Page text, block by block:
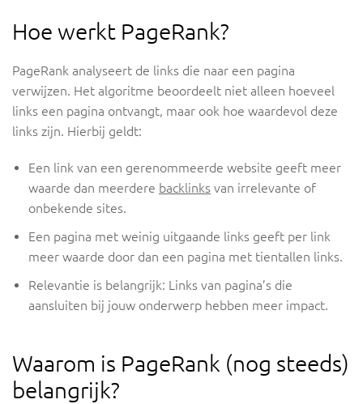
Hoe werkt PageRank?
PageRank analyseert de links die naar een pagina
verwijzen. Het algoritme beoordeelt niet alleen hoeveel
links een pagina ontvangt, maar ook hoe waardevol deze
links zijn. Hierbij geldt:
Een link van een gerenommeerde website geeft meer
waarde dan meerdere backlinks van irrelevante of
onbekende sites.
Een pagina met weinig uitgaande links geeft per link
meer waarde door dan een pagina met tientallen links.
Relevantie is belangrijk: Links van pagina’s die
aansluiten bij jouw onderwerp hebben meer impact.
Waarom is PageRank (nog steeds)
belangrijk?